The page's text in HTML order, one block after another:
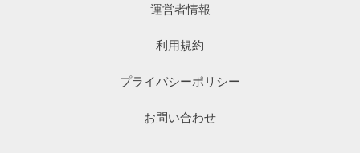
運営者情報
利用規約
プライバシーポリシー
お問い合わせ